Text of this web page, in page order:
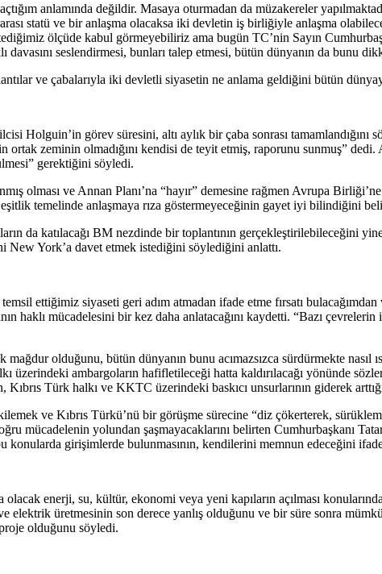
anlamında değildir. Masaya oturmadan da müzakereler
statü ve bir anlaşma olacaksa iki devletin iş birliğiyle anlaşma
ölçüde kabul görmeyebiliriz ama bugün TC’nin Sayın
davasını seslendirmesi, bunları talep etmesi, bütün dünyanın da bunu
ve çabalarıyla iki devletli siyasetin ne anlama geldiğini bütün
Holguin’in görev süresini, altı aylık bir çaba sonrası tamamlandığını
ortak zeminin olmadığını kendisi de teyit etmiş, raporunu sunmuş”
gerektiğini söyledi.
olması ve Annan Planı’na “hayır” demesine rağmen Avrupa
temelinde anlaşmaya rıza göstermeyeceğinin gayet iyi bilindiğini
da katılacağı BM nezdinde bir toplantının gerçekleştirilebileceğini
New York’a davet etmek istediğini söylediğini anlattı.
ettiğimiz siyaseti geri adım atmadan ifade etme fırsatı
haklı mücadelesini bir kez daha anlatacağını kaydetti. “Bazı
olduğunu, bütün dünyanın bunu acımazsızca sürdürmekte
üzerindeki ambargoların hafifletileceği hatta kaldırılacağı yönünde
Türk halkı ve KKTC üzerindeki baskıcı unsurlarının giderek
ve Kıbrıs Türkü’nü bir görüşme sürecine “diz çökerterek,
mücadelenin yolundan şaşmayacaklarını belirten Cumhurbaşkanı
girişimlerde bulunmasının, kendilerini memnun edeceğini
enerji, su, kültür, ekonomi veya yeni kapıların açılması
elektrik üretmesinin son derece yanlış olduğunu ve bir süre sonra
olduğunu söyledi.